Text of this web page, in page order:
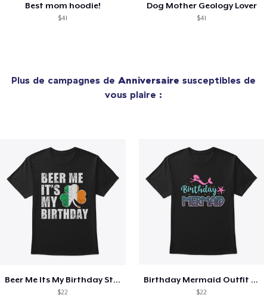
Best mom hoodie!
$41
Dog Mother Geology Lover
$41
Plus de campagnes de Anniversaire susceptibles de
vous plaire :
Beer Me Its My Birthday St Patricks Day
$22
Birthday Mermaid Outfit Costume
$22